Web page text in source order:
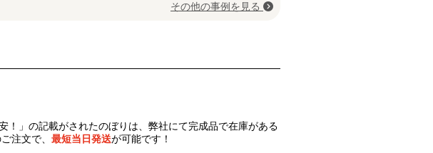
その他の事例を見る
！」の記載がされたのぼりは、弊社にて完成品で在庫がある
注文で、 最短当日発送が可能です！